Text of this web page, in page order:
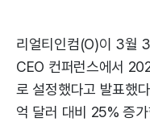
리얼티인컴(O)이 3월
CEO 컨퍼런스에서
로 설정했다고 발표했
억 달러 대비 25% 증